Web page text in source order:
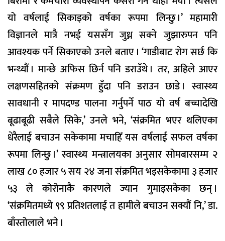
यो वर्षलाई सिकाइको वर्षका रूपमा लिन्छु ।’ महामारी
विज्ञानले मात्रै नभई यससँग जुध्न सक्ने जुझारुपन पनि
आवश्यक पर्ने सिकाएको उनले बताए । ‘गाडीबाट रोग सर्छ कि
भन्थ्यौं । मान्छे अफिस छिर्न पनि डराउँथे । तर, अहिले आएर
लक्षणसहितको संक्रमण हुँदा पनि डराउन छाडे । स्वास्थ्य
सावधानी र मापदण्ड पालना गर्नुपर्ने पाठ यो वर्ष बच्चादेखि
बूढाबूढी सबैले सिके,’ उनले भने, ‘संक्रमित भएर थलिएका
धेरैलाई बचाउन सकेकामा मचाहिँ यस वर्षलाई सफल वर्षका
रूपमा लिन्छु ।’ स्वास्थ्य मन्त्रालयका अनुसार सोमबारसम्म २
लाख ८० हजार ५ सय २४ जना संक्रमित भइसकेकामा ३ हजार
५३ ले कोरोनाकै कारणले ज्यान गुमाइसकेका छन् ।
‘संक्रमितमध्ये ९९ प्रतिशतलाई त हामीले बचाउन सक्यौं नि,’ डा.
बाँस्तोलाले भने ।